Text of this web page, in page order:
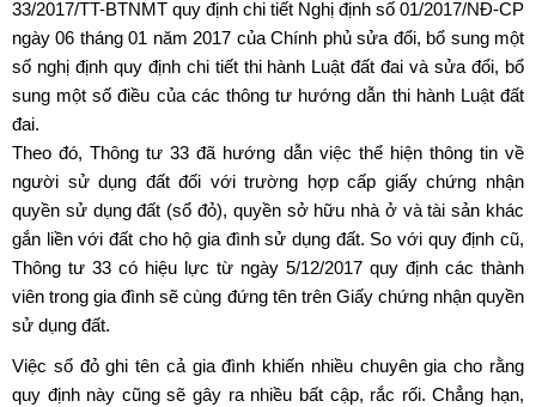
33/2017/TT-BTNMT quy định chi tiết Nghị định số 01/2017/NĐ-CP
ngày 06 tháng 01 năm 2017 của Chính phủ sửa đổi, bổ sung một
số nghị định quy định chi tiết thi hành Luật đất đai và sửa đổi, bổ
sung một số điều của các thông tư hướng dẫn thi hành Luật đất
đai.
Theo đó, Thông tư 33 đã hướng dẫn việc thể hiện thông tin về
người sử dụng đất đối với trường hợp cấp giấy chứng nhận
quyền sử dụng đất (sổ đỏ), quyền sở hữu nhà ở và tài sản khác
gắn liền với đất cho hộ gia đình sử dụng đất. So với quy định cũ,
Thông tư 33 có hiệu lực từ ngày 5/12/2017 quy định các thành
viên trong gia đình sẽ cùng đứng tên trên Giấy chứng nhận quyền
sử dụng đất.
Việc sổ đỏ ghi tên cả gia đình khiến nhiều chuyên gia cho rằng
quy định này cũng sẽ gây ra nhiều bất cập, rắc rối. Chẳng hạn,